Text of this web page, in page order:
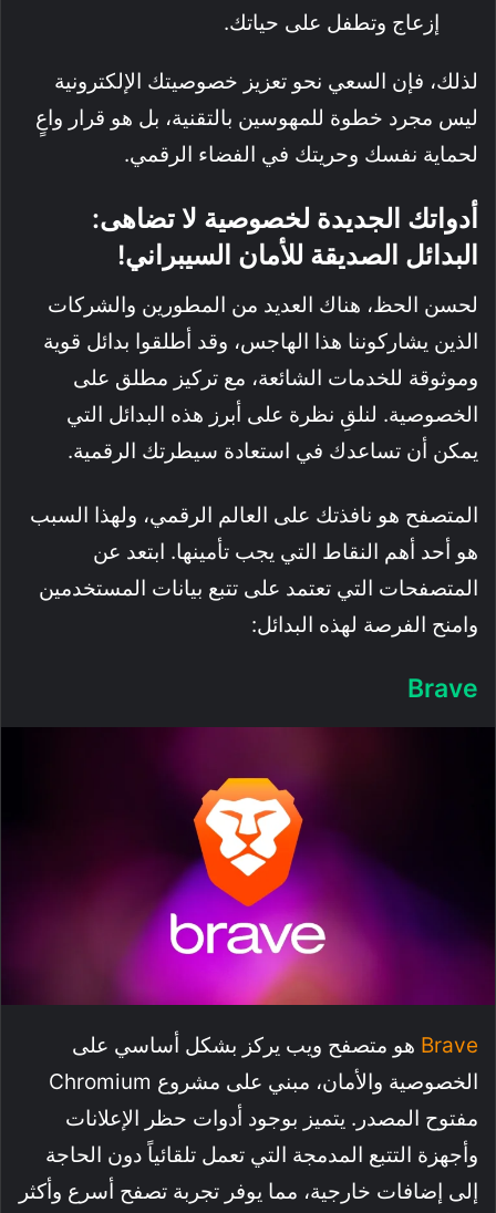
إزعاج وتطفل على حياتك.
لذلك، فإن السعي نحو تعزيز خصوصيتك الإلكترونية
ليس مجرد خطوة للمهوسين بالتقنية، بل هو قرار واعٍ
لحماية نفسك وحريتك في الفضاء الرقمي.
أدواتك الجديدة لخصوصية لا تضاهى:
البدائل الصديقة للأمان السيبراني!
لحسن الحظ، هناك العديد من المطورين والشركات
الذين يشاركوننا هذا الهاجس، وقد أطلقوا بدائل قوية
وموثوقة للخدمات الشائعة، مع تركيز مطلق على
الخصوصية. لنلقِ نظرة على أبرز هذه البدائل التي
يمكن أن تساعدك في استعادة سيطرتك الرقمية.
المتصفح هو نافذتك على العالم الرقمي، ولهذا السبب
هو أحد أهم النقاط التي يجب تأمينها. ابتعد عن
المتصفحات التي تعتمد على تتبع بيانات المستخدمين
وامنح الفرصة لهذه البدائل:
Brave
Brave هو متصفح ويب يركز بشكل أساسي على
الخصوصية والأمان، مبني على مشروع Chromium
مفتوح المصدر. يتميز بوجود أدوات حظر الإعلانات
وأجهزة التتبع المدمجة التي تعمل تلقائياً دون الحاجة
إلى إضافات خارجية، مما يوفر تجربة تصفح أسرع وأكثر